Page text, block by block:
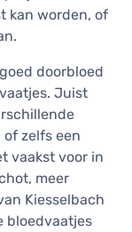
kan worden, of
doorbloed
Juist
zelfs een
vaakst voor in
meer
Kiesselbach
bloedvaatjes